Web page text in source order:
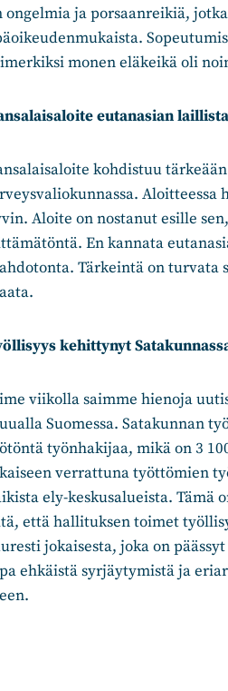
ongelmia ja porsaanreikiä,
monen eläkeikä oli
eutanasian
kohdistuu
Aloitteessa
Aloite on nostanut esille
En kannata
Tärkeintä on turvata
kehittynyt
viikolla saimme hienoja
Suomessa. Satakunnan
työnhakijaa, mikä on 3
verrattuna työttömien
ely-keskusalueista. Tämä
että hallituksen toimet
jokaisesta, joka on
ehkäistä syrjäytymistä ja